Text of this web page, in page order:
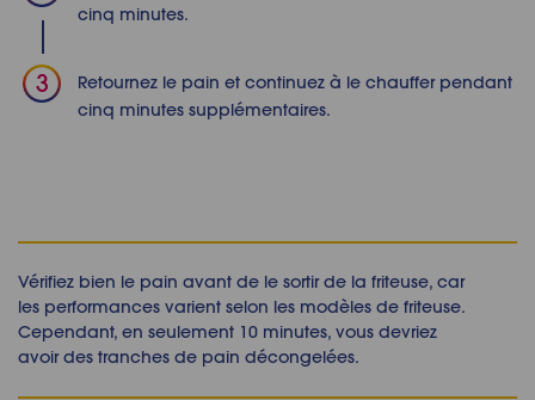
cinq minutes.
Retournez le pain et continuez à le chauffer pendant
cinq minutes supplémentaires.
Vérifiez bien le pain avant de le sortir de la friteuse, car
les performances varient selon les modèles de friteuse.
Cependant, en seulement 10 minutes, vous devriez
avoir des tranches de pain décongelées.